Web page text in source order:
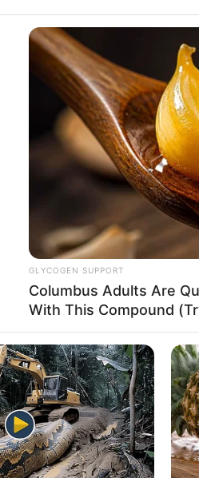
La
de los
Por:Paola
Julio 4,
Luz
GLYCOGEN SUPPORT
Columbus Adults Are
With This Compound